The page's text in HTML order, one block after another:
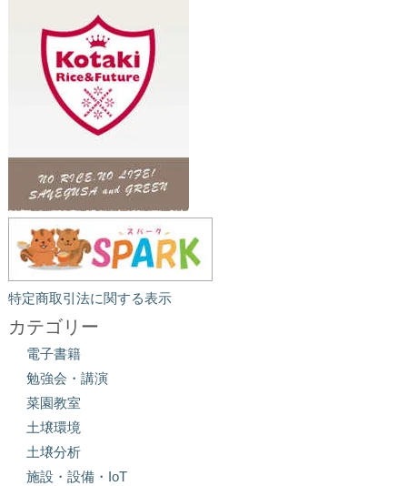
特定商取引法に関する表示
カテゴリー
電子書籍
勉強会・講演
菜園教室
土壌環境
土壌分析
施設・設備・IoT